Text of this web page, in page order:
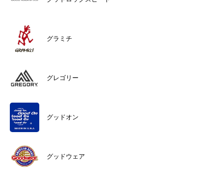
グラミチ
グレゴリー
グッドオン
グッドウェア